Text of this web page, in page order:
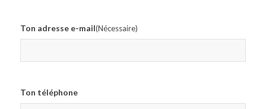
Ton adresse e-mail(Nécessaire)
Ton téléphone